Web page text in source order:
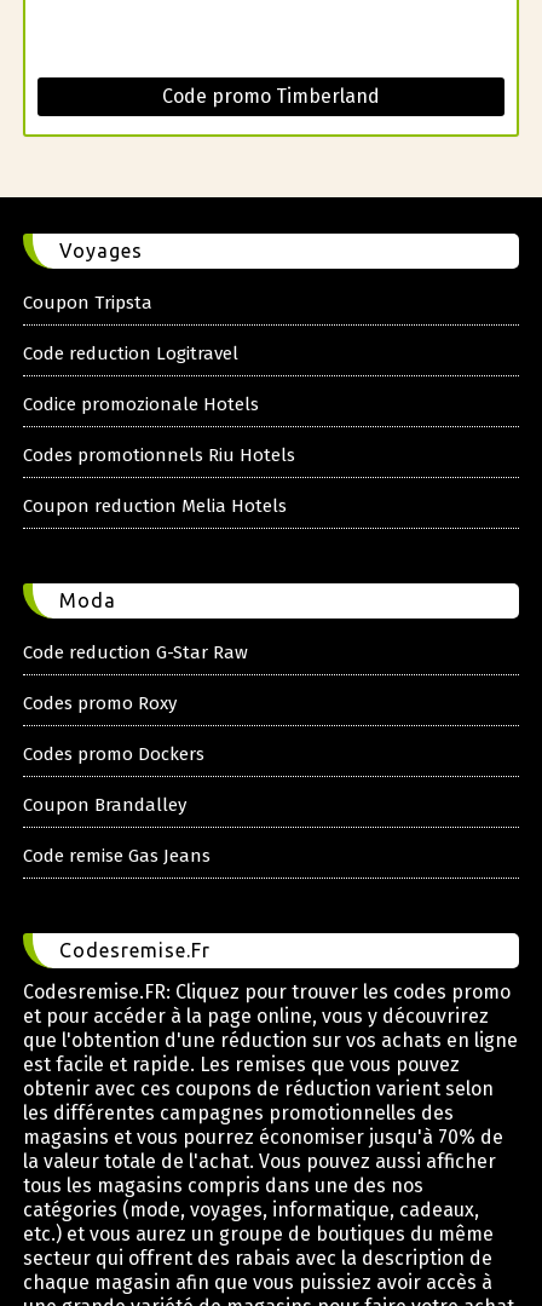
Code promo Timberland
Voyages
Coupon Tripsta
Code reduction Logitravel
Codice promozionale Hotels
Codes promotionnels Riu Hotels
Coupon reduction Melia Hotels
Moda
Code reduction G-Star Raw
Codes promo Roxy
Codes promo Dockers
Coupon Brandalley
Code remise Gas Jeans
Codesremise.Fr
Codesremise.FR: Cliquez pour trouver les codes promo
et pour accéder à la page online, vous y découvrirez
que l'obtention d'une réduction sur vos achats en ligne
est facile et rapide. Les remises que vous pouvez
obtenir avec ces coupons de réduction varient selon
les différentes campagnes promotionnelles des
magasins et vous pourrez économiser jusqu'à 70% de
la valeur totale de l'achat. Vous pouvez aussi afficher
tous les magasins compris dans une des nos
catégories (mode, voyages, informatique, cadeaux,
etc.) et vous aurez un groupe de boutiques du même
secteur qui offrent des rabais avec la description de
chaque magasin afin que vous puissiez avoir accès à